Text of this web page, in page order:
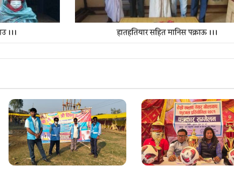
।।। हातहतियार सहित मानिस पक्राऊ ।।।